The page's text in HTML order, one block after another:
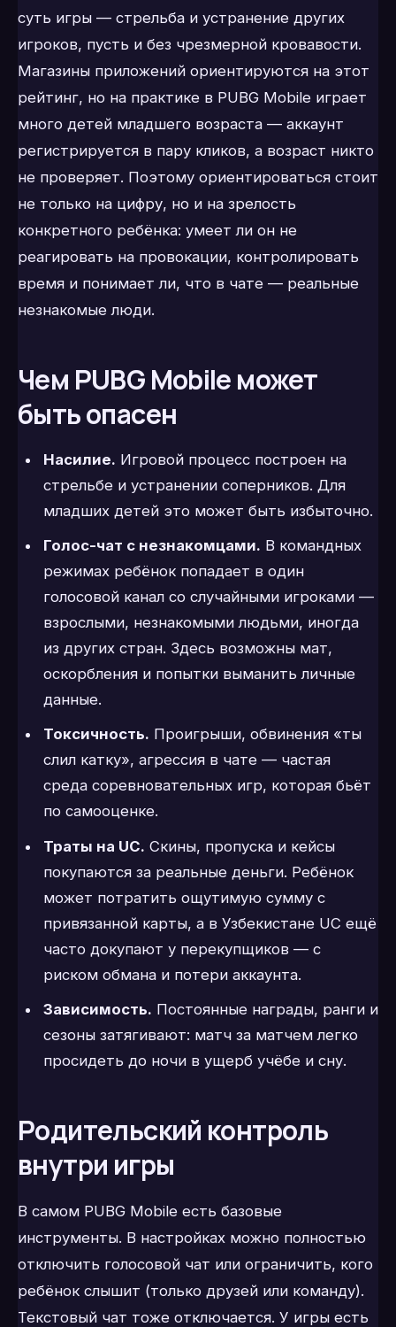
суть игры — стрельба и устранение других
игроков, пусть и без чрезмерной кровавости.
Магазины приложений ориентируются на этот
рейтинг, но на практике в PUBG Mobile играет
много детей младшего возраста — аккаунт
регистрируется в пару кликов, а возраст никто
не проверяет. Поэтому ориентироваться стоит
не только на цифру, но и на зрелость
конкретного ребёнка: умеет ли он не
реагировать на провокации, контролировать
время и понимает ли, что в чате — реальные
незнакомые люди.
Чем PUBG Mobile может
быть опасен
Насилие. Игровой процесс построен на
стрельбе и устранении соперников. Для
младших детей это может быть избыточно.
Голос-чат с незнакомцами. В командных
режимах ребёнок попадает в один
голосовой канал со случайными игроками —
взрослыми, незнакомыми людьми, иногда
из других стран. Здесь возможны мат,
оскорбления и попытки выманить личные
данные.
Токсичность. Проигрыши, обвинения «ты
слил катку», агрессия в чате — частая
среда соревновательных игр, которая бьёт
по самооценке.
Траты на UC. Скины, пропуска и кейсы
покупаются за реальные деньги. Ребёнок
может потратить ощутимую сумму с
привязанной карты, а в Узбекистане UC ещё
часто докупают у перекупщиков — с
риском обмана и потери аккаунта.
Зависимость. Постоянные награды, ранги и
сезоны затягивают: матч за матчем легко
просидеть до ночи в ущерб учёбе и сну.
Родительский контроль
внутри игры
В самом PUBG Mobile есть базовые
инструменты. В настройках можно полностью
отключить голосовой чат или ограничить, кого
ребёнок слышит (только друзей или команду).
Текстовый чат тоже отключается. У игры есть